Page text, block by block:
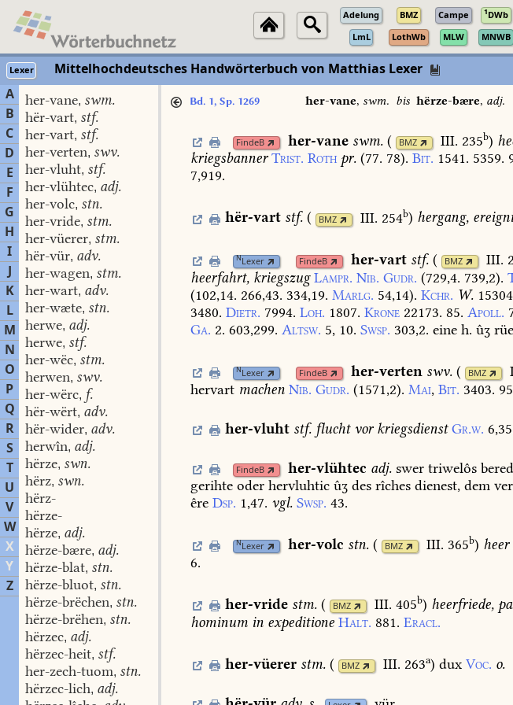
Adelung BMZ Campe 1DWb
LmL
LothWb MLW MNWB
Lexer Mittelhochdeutsches Handwörterbuch von Matthias Lexer
A
B
C
D
E
F
G
H
I
J
K
L
M
N
O
P
Q
R
S
T
U
V
W
X
Y
Z
her-vane, swm.
hër-vart, stf.
her-vart, stf.
her-verten, swv.
her-vluht, stf.
her-vlühtec, adj.
her-volc, stn.
her-vride, stm.
her-vüerer, stm.
hër-vür, adv.
her-wagen, stm.
her-wart, adv.
her-wæte, stn.
herwe, adj.
herwe, stf.
her-wëc, stm.
herwen, swv.
her-wërc, f.
hër-wërt, adv.
hër-wider, adv.
herwîn, adj.
hërze, swn.
hërz, swn.
hërz-
hërze-
hërze, adj.
hërze-bære, adj.
hërze-blat, stn.
hërze-bluot, stn.
hërze-brëchen, stn.
hërze-brëhen, stn.
hërzec, adj.
hërzec-heit, stf.
her-zech-tuom, stn.
hërzec-lich, adj.
Bd. 1, Sp. 1269 her-vane, swm. bis hërze-bære, adj.
FindeB her-vane swm. ( BMZ III. 235b)
kriegsbanner Trist. Roth pr. (77. 78). Bit. 1541. 5359.
7,919.
hër-vart stf. ( BMZ III. 254b) hergang,
NLexer FindeB her-vart stf. ( BMZ III.
heerfahrt, kriegszug Lampr. Nib. Gudr. (729,4. 739,2).
(102,14. 266,43. 334,19. Marlg. 54,14). Kchr. W.
3480. Dietr. 7994. Loh. 1807. Krone 22173. 85. Apoll.
Ga. 2. 603,299. Altsw. 5, 10. Swsp. 303,2. eine h. ûʒ
NLexer FindeB her-verten swv. ( BMZ
hervart machen Nib. Gudr. (1571,2). Mai, Bit. 3403.
her-vluht stf. fluchtvorkriegsdienst Gr.w.
FindeB her-vlühtec adj. swer triwelôs
gerihte oder hervluhtic ûʒ des rîches dienest, dem
êre Dsp. 1,47. vgl. Swsp. 43.
NLexer her-volc stn. ( BMZ III. 365b) heer
6.
her-vride stm. ( BMZ III. 405b) heerfriede,
hominum in expeditione Halt. 881. Eracl.
her-vüerer stm. ( BMZ III. 263a) dux Voc. o.